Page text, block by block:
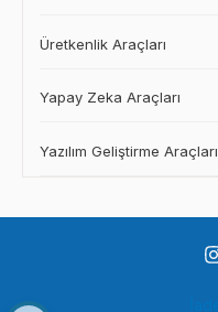
Üretkenlik Araçları
Yapay Zeka Araçları
Yazılım Geliştirme Araçları